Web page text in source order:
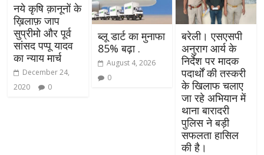
नये कृषि क़ानूनों के
ख़िलाफ़ जाप
सुप्रीमो और पूर्व
सांसद पप्पू यादव
का न्याय मार्च
December 24,
2020
0
ब्लू डार्ट का मुनाफा
85% बढ़ा .
August 4, 2026
0
बरेली। एसएसपी
अनुराग आर्य के
निर्देश पर मादक
पदार्थों की तस्करी
के खिलाफ चलाए
जा रहे अभियान में
थाना बारादरी
पुलिस ने बड़ी
सफलता हासिल
की है।